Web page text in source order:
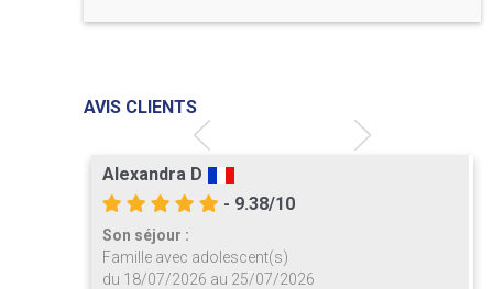
AVIS CLIENTS
Alexandra D
- 9.38/10
Son séjour :
Famille avec adolescent(s)
du 18/07/2026 au 25/07/2026